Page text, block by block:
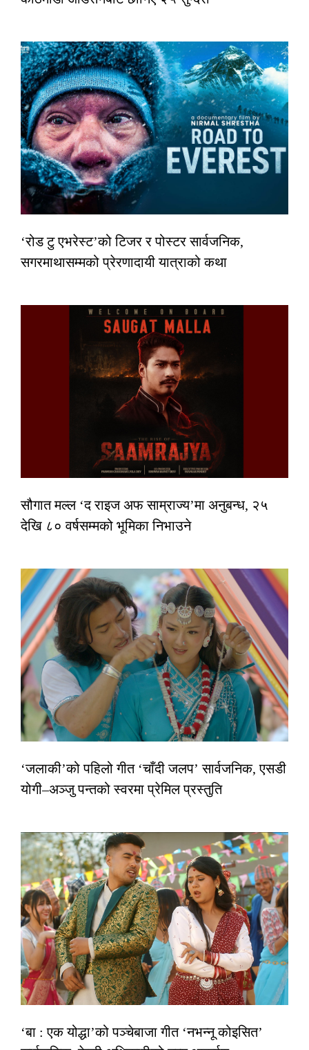
‘रोड टु एभरेस्ट’को टिजर र पोस्टर सार्वजनिक,
सगरमाथासम्मको प्रेरणादायी यात्राको कथा
सौगात मल्ल ‘द राइज अफ साम्राज्य’मा अनुबन्ध, २५
देखि ८० वर्षसम्मको भूमिका निभाउने
‘जलाकी’को पहिलो गीत ‘चाँदी जलप’ सार्वजनिक, एसडी
योगी–अञ्जु पन्तको स्वरमा प्रेमिल प्रस्तुति
‘बा : एक योद्धा’को पञ्चेबाजा गीत ‘नभन्नू कोइसित’